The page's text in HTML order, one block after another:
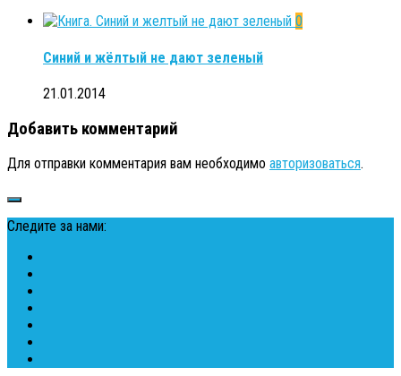
0
Синий и жёлтый не дают зеленый
21.01.2014
Добавить комментарий
Для отправки комментария вам необходимо авторизоваться.
Следите за нами: